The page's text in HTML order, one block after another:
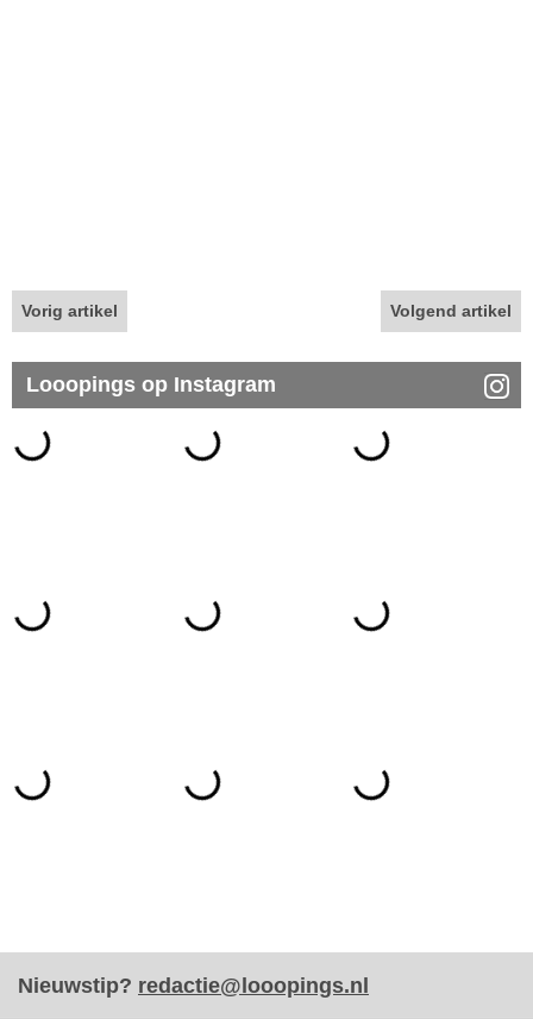
Vorig artikel Volgend artikel
Looopings op Instagram
Nieuwstip? redactie@looopings.nl